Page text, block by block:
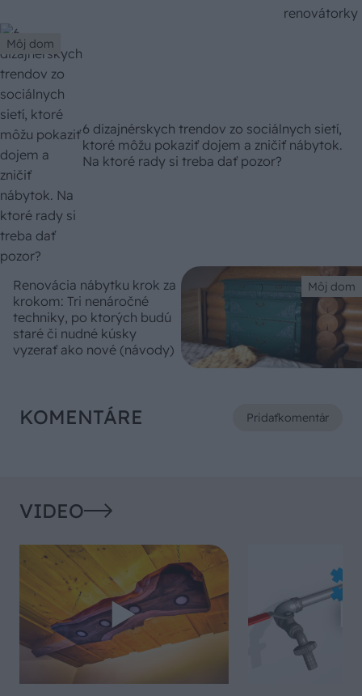
Môj dom
6 dizajnérskych trendov zo sociálnych sietí,
ktoré môžu pokaziť dojem a zničiť nábytok.
Na ktoré rady si treba dať pozor?
Môj dom
Renovácia nábytku krok za
krokom: Tri nenáročné
techniky, po ktorých budú
staré či nudné kúsky
vyzerať ako nové (návody)
KOMENTÁRE Pridaťkomentár
VIDEO